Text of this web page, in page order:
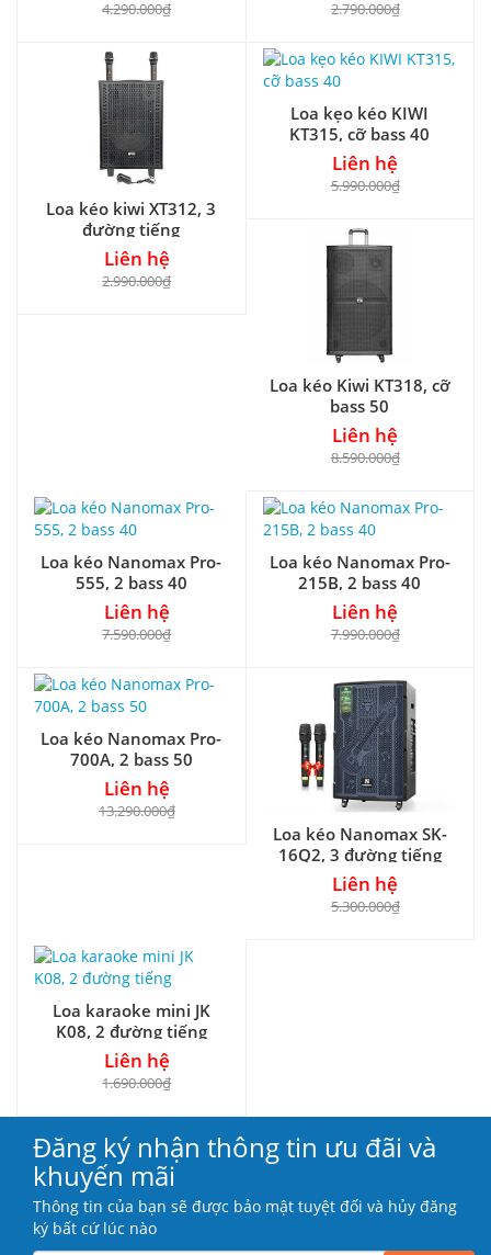
4.290.000₫ 2.790.000₫
Loa kéo kiwi XT312, 3
đường tiếng
Liên hệ
2.990.000₫
Loa kẹo kéo KIWI
KT315, cỡ bass 40
Liên hệ
5.990.000₫
Loa kéo Kiwi KT318, cỡ
bass 50
Liên hệ
8.590.000₫
Loa kéo Nanomax Pro-
555, 2 bass 40
Liên hệ
7.590.000₫
Loa kéo Nanomax Pro-
215B, 2 bass 40
Liên hệ
7.990.000₫
Loa kéo Nanomax Pro-
700A, 2 bass 50
Liên hệ
13.290.000₫
Loa kéo Nanomax SK-
16Q2, 3 đường tiếng
Liên hệ
5.300.000₫
Loa karaoke mini JK
K08, 2 đường tiếng
Liên hệ
1.690.000₫
Đăng ký nhận thông tin ưu đãi và
khuyến mãi
Thông tin của bạn sẽ được bảo mật tuyệt đối và hủy đăng
ký bất cứ lúc nào